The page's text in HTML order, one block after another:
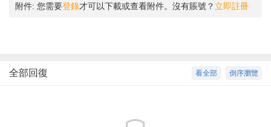
附件: 您需要登錄才可以下載或查看附件。沒有賬號？ 立即註冊
倒序瀏覽
看全部
全部回復